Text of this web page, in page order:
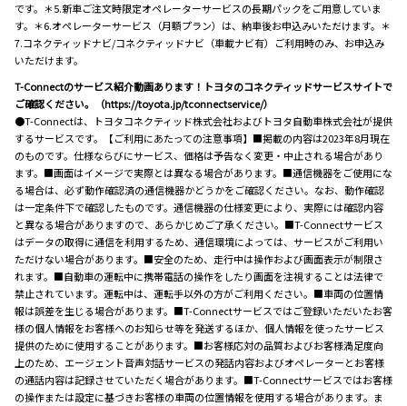
です。＊5.新車ご注文時限定オペレーターサービスの長期パックをご用意していま
す。＊6.オペレーターサービス（月額プラン）は、納車後お申込みいただけます。＊
7.コネクティッドナビ/コネクティッドナビ（車載ナビ有）ご利用時のみ、お申込み
いただけます。
T-Connectのサービス紹介動画あります！トヨタのコネクティッドサービスサイトで
ご確認ください。（https://toyota.jp/tconnectservice/）
●T-Connectは、トヨタコネクティッド株式会社およびトヨタ自動車株式会社が提供
するサービスです。【ご利用にあたっての注意事項】■掲載の内容は2023年8月現在
のものです。仕様ならびにサービス、価格は予告なく変更・中止される場合があり
ます。■画面はイメージで実際とは異なる場合があります。■通信機器をご使用にな
る場合は、必ず動作確認済の通信機器かどうかをご確認ください。なお、動作確認
は一定条件下で確認したものです。通信機器の仕様変更により、実際には確認内容
と異なる場合がありますので、あらかじめご了承ください。■T-Connectサービス
はデータの取得に通信を利用するため、通信環境によっては、サービスがご利用い
ただけない場合があります。■安全のため、走行中は操作および画面表示が制限さ
れます。■自動車の運転中に携帯電話の操作をしたり画面を注視することは法律で
禁止されています。運転中は、運転手以外の方がご利用ください。■車両の位置情
報は誤差を生じる場合があります。■T-Connectサービスではご登録いただいたお客
様の個人情報をお客様へのお知らせ等を発送するほか、個人情報を使ったサービス
提供のために使用することがあります。■お客様応対の品質およびお客様満足度向
上のため、エージェント音声対話サービスの発話内容およびオペレーターとお客様
の通話内容は記録させていただく場合があります。■T-Connectサービスではお客様
の操作または設定に基づきお客様の車両の位置情報を使用する場合があります。ま